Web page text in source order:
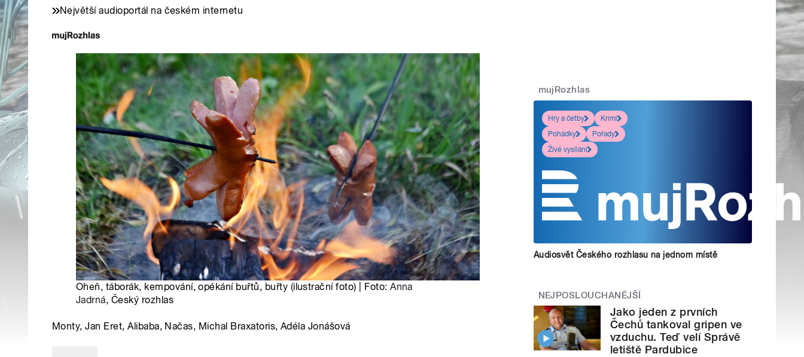
Největší audioportál na českém internetu
Oheň, táborák, kempování, opékání buřtů, buřty (ilustrační foto) | Foto:Anna
Jadrná, Český rozhlas
Monty, Jan Eret, Alibaba, Načas, Michal Braxatoris, Adéla Jonášová
mujRozhlas
Hry a četby
Krimi
Pohádky
Pořady
Živé vysílání
Audiosvět Českého rozhlasu na jednom místě
NEJPOSLOUCHANĚJŠÍ
Jako jeden z prvních
Čechů tankoval gripen ve
vzduchu. Teď velí Správě
letiště Pardubice